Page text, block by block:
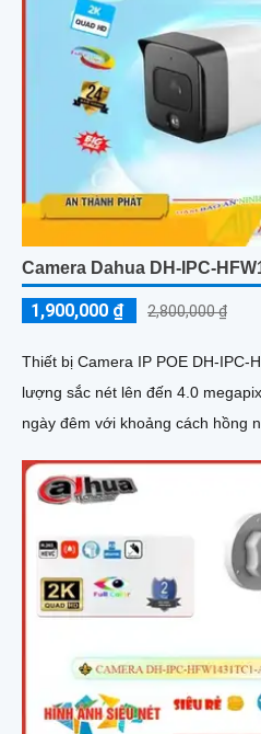
Camera Dahua DH-IPC-
1,900,000 ₫ 2,800,000 ₫
Thiết bị Camera IP POE DH-IPC-
lượng sắc nét lên đến 4.0
ngày đêm với khoảng cách hồng